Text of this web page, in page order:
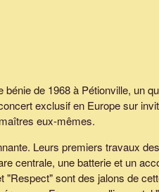
bénie de 1968 à Pétionville, un
exclusif en Europe sur
eux-mêmes.
Leurs premiers travaux
centrale, une batterie et un
"Respect" sont des jalons de